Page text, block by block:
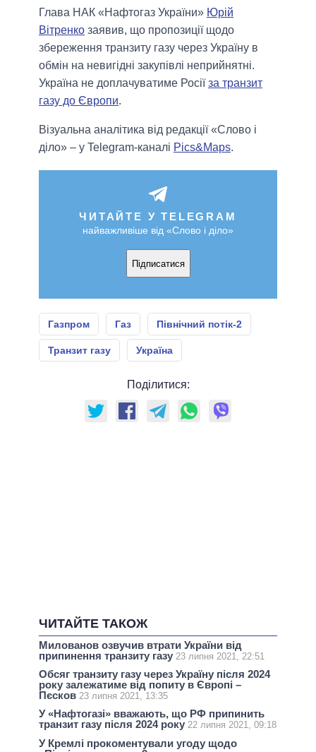
Глава НАК «Нафтогаз України» Юрій
Вітренко заявив, що пропозиції щодо
збереження транзиту газу через Україну в
обмін на невигідні закупівлі неприйнятні.
Україна не доплачуватиме Росіїза транзит
газу до Європи.
Візуальна аналітика від редакції «Слово і
діло» – у Telegram-каналі Pics&Maps.
ЧИТАЙТЕ У TELEGRAM
найважливіше від «Слово і діло»
Підписатися
Газпром Газ Північний потік-2
Транзит газу Україна
Поділитися:
ЧИТАЙТЕ ТАКОЖ
Милованов озвучив втрати України від
припинення транзиту газу 23 липня 2021, 22:51
Обсяг транзиту газу через Україну після 2024
року залежатиме від попиту в Європі –
Пєсков 23 липня 2021, 13:35
У «Нафтогазі» вважають, що РФ припинить
транзит газу після 2024 року 22 липня 2021, 09:18
У Кремлі прокоментували угоду щодо